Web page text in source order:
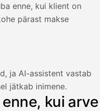
enne, kui klient on
pärast makse
ja AI-assistent vastab
jätkab inimene.
kui arve